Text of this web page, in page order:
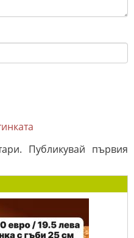
Публикувай първия